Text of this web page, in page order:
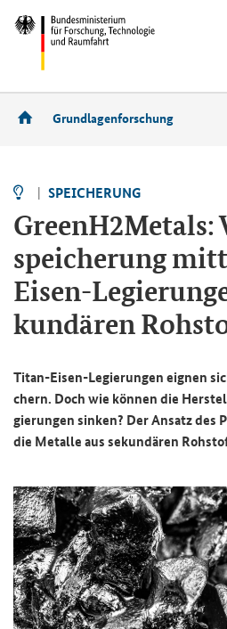
Grundlagenforschung
SPEI­CHE­RUNG
spei­che­rung
Eisen-
kun­dä­ren
Titan-​Eisen-Legierungen eig­nen
chern. Doch wie kön­nen die
gie­run­gen sin­ken? Der An­satz des
die Me­tal­le aus se­kun­dä­ren